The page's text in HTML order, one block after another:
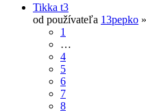
Tikka t3
od používateľa 13pepko »
1
…
4
5
6
7
8